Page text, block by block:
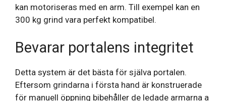
kan motoriseras med en arm. Till exempel kan en
300 kg grind vara perfekt kompatibel.
Bevarar portalens integritet
Detta system är det bästa för själva portalen.
Eftersom grindarna i första hand är konstruerade
för manuell öppning bibehåller de ledade armarna a